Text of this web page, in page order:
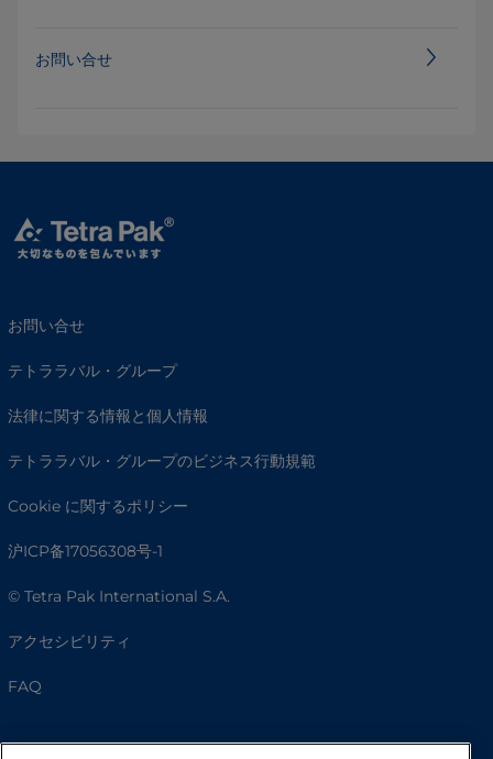
お問い合せ
お問い合せ
テトララバル・グループ
法律に関する情報と個人情報
テトララバル・グループのビジネス行動規範
Cookie に関するポリシー
沪ICP备17056308号-1
© Tetra Pak International S.A.
アクセシビリティ
FAQ